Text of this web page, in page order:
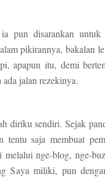
pun disarankan untuk
pikirannya, bakalan
apapun itu, demi
jalan rezekinya.
diriku sendiri. Sejak
saja membuat
nge-blog, nge-
Saya miliki, pun